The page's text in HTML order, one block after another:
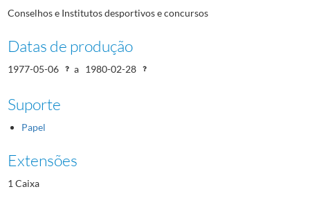
Conselhos e Institutos desportivos e concursos
Datas de produção
1977-05-06 a 1980-02-28
Suporte
Papel
Extensões
1 Caixa